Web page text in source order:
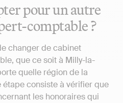
pour un autre
comptable ?
changer de cabinet
que ce soit à Milly-la-
quelle région de la
étape consiste à vérifier que
les honoraires qui